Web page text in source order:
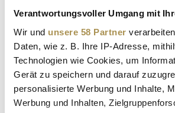
Verantwortungsvoller Umgang mit
Wir und unsere 58 Partner
Daten, wie z. B. Ihre IP-Adresse,
Technologien wie Cookies, um
Gerät zu speichern und darauf
personalisierte Werbung und Inhalte,
Werbung und Inhalten,